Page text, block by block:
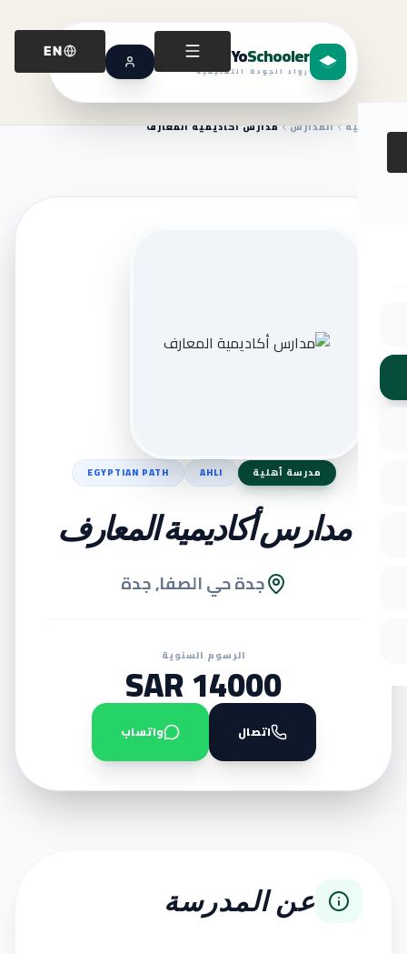
YoSchooler
رواد الجودة التعليمية
EN
الرئيسية المدارس مدارس أكاديمية المعارف
مدرسة أهلية AHLI
EGYPTIAN PATH
مدارس أكاديمية المعارف
جدة حي الصفا, جدة
الرسوم السنوية
14000 SAR
اتصال واتساب
عن المدرسة